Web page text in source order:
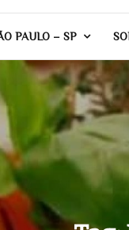
PAULO – SP